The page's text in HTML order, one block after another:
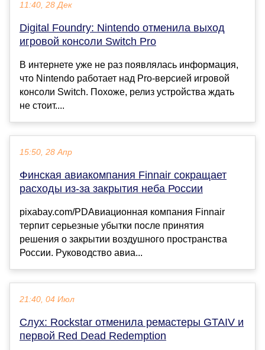
11:40, 28 Дек
Digital Foundry: Nintendo отменила выход
игровой консоли Switch Pro
В интернете уже не раз появлялась информация,
что Nintendo работает над Pro-версией игровой
консоли Switch. Похоже, релиз устройства ждать
не стоит....
15:50, 28 Апр
Финская авиакомпания Finnair сокращает
расходы из-за закрытия неба России
pixabay.com/PDАвиационная компания Finnair
терпит серьезные убытки после принятия
решения о закрытии воздушного пространства
России. Руководство авиа...
21:40, 04 Июл
Слух: Rockstar отменила ремастеры GTAIV и
первой Red Dead Redemption